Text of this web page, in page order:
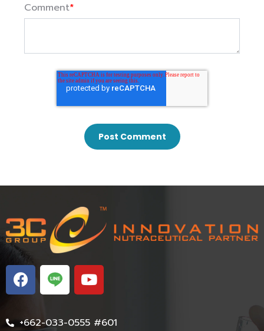
Comment*
+662-033-0555 #601